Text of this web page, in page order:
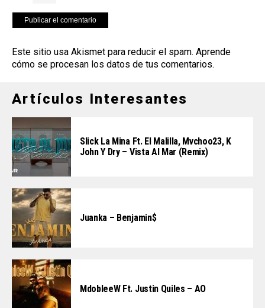
Este sitio usa Akismet para reducir el spam. Aprende
cómo se procesan los datos de tus comentarios.
Artículos Interesantes
Slick La Mina Ft. El Malilla, Mvchoo23, K
John Y Dry – Vista Al Mar (Remix)
Juanka – Benjamin$
MdobleeW Ft. Justin Quiles – AO